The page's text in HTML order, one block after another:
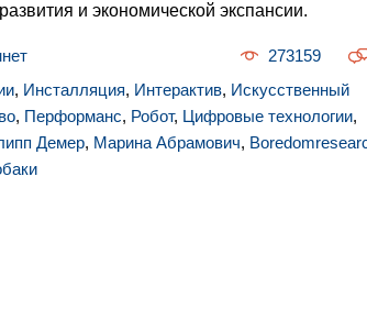
и экономической экспансии.
273159
, Инсталляция, Интерактив, Искусственный
, Перформанс, Робот, Цифровые технологии,
Демер, Марина Абрамович,